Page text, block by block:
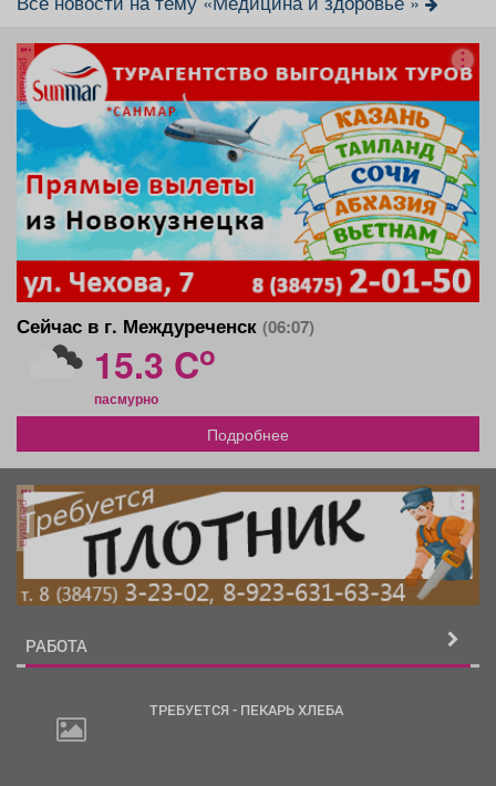
реклама
Сейчас в г. Междуреченск (06:07)
15.3 Co
пасмурно
Подробнее
реклама
РАБОТА
ТРЕБУЕТСЯ - ПЕКАРЬ ХЛЕБА